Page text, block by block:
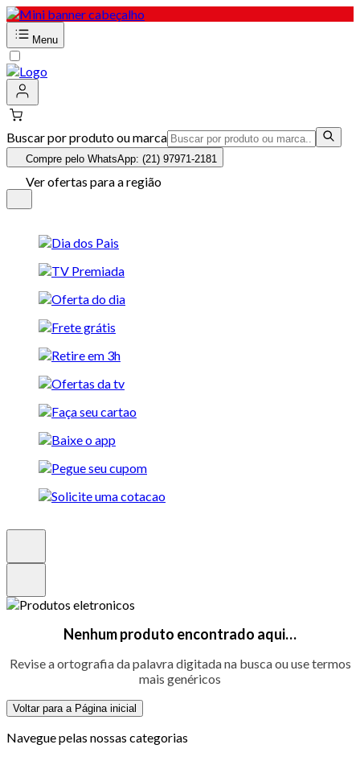
Menu
Buscar por produto ou marca
Compre pelo WhatsApp: (21) 97971-2181
Ver ofertas para a região
Nenhum produto encontrado aqui…
Revise a ortografia da palavra digitada na busca ou use termos
mais genéricos
Voltar para a Página inicial
Navegue pelas nossas categorias